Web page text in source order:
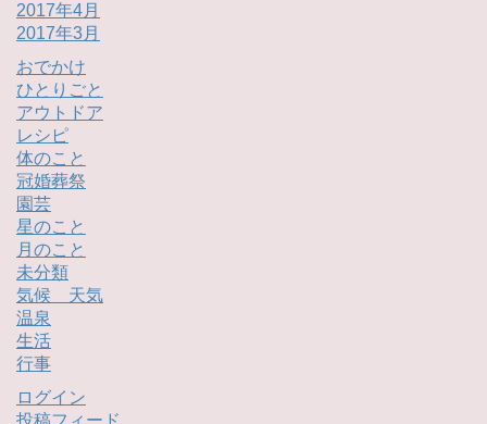
2017年4月
2017年3月
おでかけ
ひとりごと
アウトドア
レシピ
体のこと
冠婚葬祭
園芸
星のこと
月のこと
未分類
気候 天気
温泉
生活
行事
ログイン